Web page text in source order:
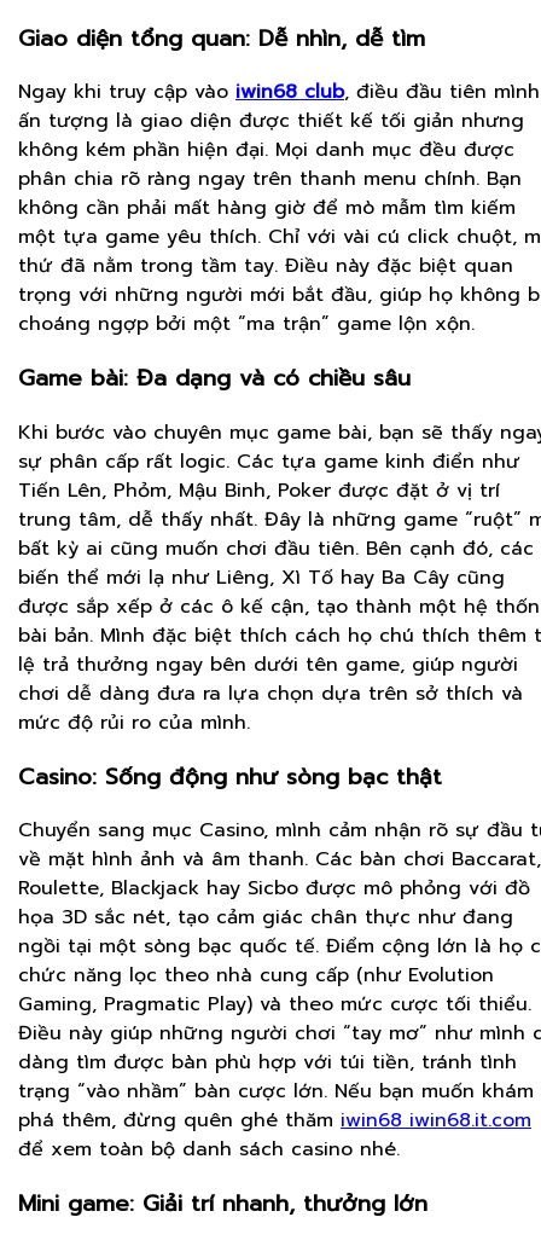
Giao diện tổng quan: Dễ nhìn, dễ tìm
Ngay khi truy cập vào iwin68 club, điều đầu tiên mình
ấn tượng là giao diện được thiết kế tối giản nhưng
không kém phần hiện đại. Mọi danh mục đều được
phân chia rõ ràng ngay trên thanh menu chính. Bạn
không cần phải mất hàng giờ để mò mẫm tìm kiếm
một tựa game yêu thích. Chỉ với vài cú click chuột,
thứ đã nằm trong tầm tay. Điều này đặc biệt quan
trọng với những người mới bắt đầu, giúp họ không
choáng ngợp bởi một “ma trận” game lộn xộn.
Game bài: Đa dạng và có chiều sâu
Khi bước vào chuyên mục game bài, bạn sẽ thấy
sự phân cấp rất logic. Các tựa game kinh điển như
Tiến Lên, Phỏm, Mậu Binh, Poker được đặt ở vị trí
trung tâm, dễ thấy nhất. Đây là những game “ruột”
bất kỳ ai cũng muốn chơi đầu tiên. Bên cạnh đó, các
biến thể mới lạ như Liêng, Xì Tố hay Ba Cây cũng
được sắp xếp ở các ô kế cận, tạo thành một hệ
bài bản. Mình đặc biệt thích cách họ chú thích thêm
lệ trả thưởng ngay bên dưới tên game, giúp người
chơi dễ dàng đưa ra lựa chọn dựa trên sở thích và
mức độ rủi ro của mình.
Casino: Sống động như sòng bạc thật
Chuyển sang mục Casino, mình cảm nhận rõ sự đầu
về mặt hình ảnh và âm thanh. Các bàn chơi Baccarat,
Roulette, Blackjack hay Sicbo được mô phỏng với đồ
họa 3D sắc nét, tạo cảm giác chân thực như đang
ngồi tại một sòng bạc quốc tế. Điểm cộng lớn là họ
chức năng lọc theo nhà cung cấp (như Evolution
Gaming, Pragmatic Play) và theo mức cược tối thiểu.
Điều này giúp những người chơi “tay mơ” như mình
dàng tìm được bàn phù hợp với túi tiền, tránh tình
trạng “vào nhầm” bàn cược lớn. Nếu bạn muốn khám
phá thêm, đừng quên ghé thăm iwin68 iwin68.it.com
để xem toàn bộ danh sách casino nhé.
Mini game: Giải trí nhanh, thưởng lớn